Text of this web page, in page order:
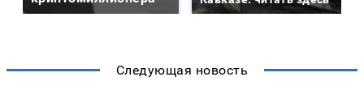
Следующая новость